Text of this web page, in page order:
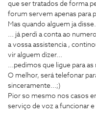
que ser tratados de forma
forum servem apenas para
Mas quando alguem ja
... já perdi a conta ao
a vossa assistencia ,
vir alguem dizer...
...pedimos que ligue para
O melhor, será telefonar
sinceramente...;)
Pior so mesmo nos casos
serviço de voz a funcionar